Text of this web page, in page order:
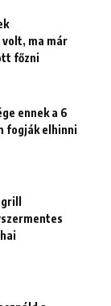
ma már
főzni
ennek a 6
fogják elhinni